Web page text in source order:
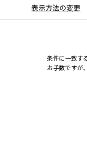
表示方法の変更
条件に一致す
お手数ですが